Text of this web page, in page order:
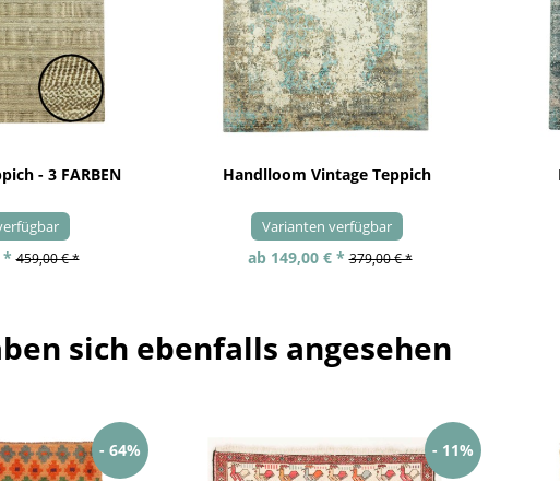
- 3 FARBEN
* 459,00 € *
Handlloom Vintage Teppich
Varianten verfügbar
ab 149,00 € * 379,00 € *
sich ebenfalls angesehen
- 64% - 11%